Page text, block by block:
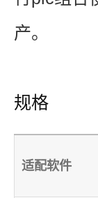
产。
规格
适配软件